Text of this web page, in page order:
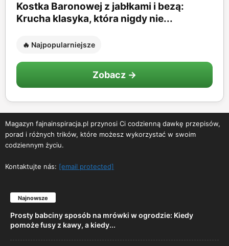
Kostka Baronowej z jabłkami i bezą:
Krucha klasyka, która nigdy nie...
🔥 Najpopularniejsze
Zobacz →
Magazyn fajnainspiracja.pl przynosi Ci codzienną dawkę przepisów,
porad i różnych trików, które możesz wykorzystać w swoim
codziennym życiu.
Kontaktujte nás: [email protected]
Najnowsze
Prosty babciny sposób na mrówki w ogrodzie: Kiedy
pomoże fusy z kawy, a kiedy...